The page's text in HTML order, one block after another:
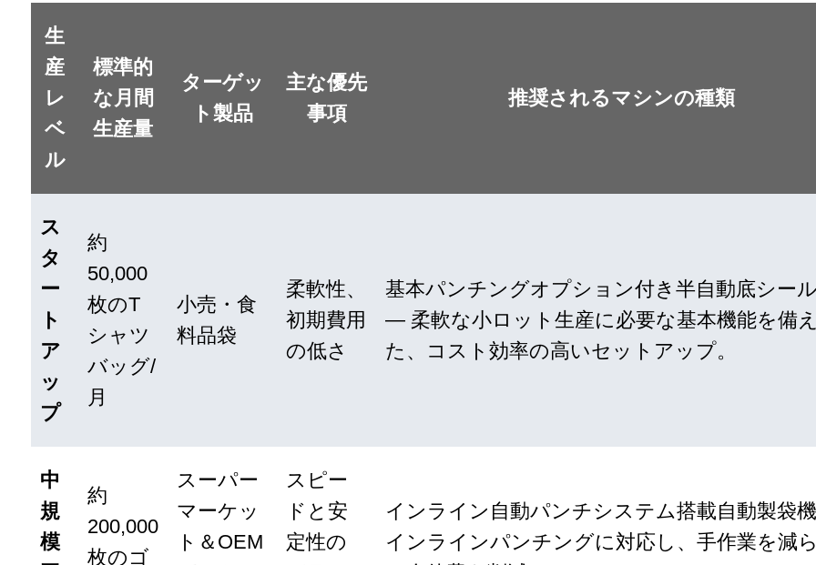
生
産
レ
ベ
ル
標準的
な月間
生産量
ターゲッ
ト製品
主な優先
事項
推奨されるマシンの種類
ス
タ
ー
ト
ア
ッ
プ
約
50,000
枚のT
シャツ
バッグ/
月
小売・食
料品袋
柔軟性、
初期費用
の低さ
基本パンチングオプション付き半自動底シー
— 柔軟な小ロット生産に必要な基本機能を備え
た、コスト効率の高いセットアップ。
中
規
模
約
200,000
枚のゴ
スーパー
マーケッ
ト＆OEM
スピー
ドと安
定性の
インライン自動パンチシステム搭載自動製袋
インラインパンチングに対応し、手作業を減